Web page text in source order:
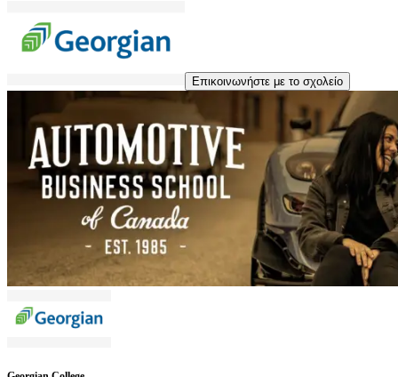
Επικοινωνήστε με το σχολείο